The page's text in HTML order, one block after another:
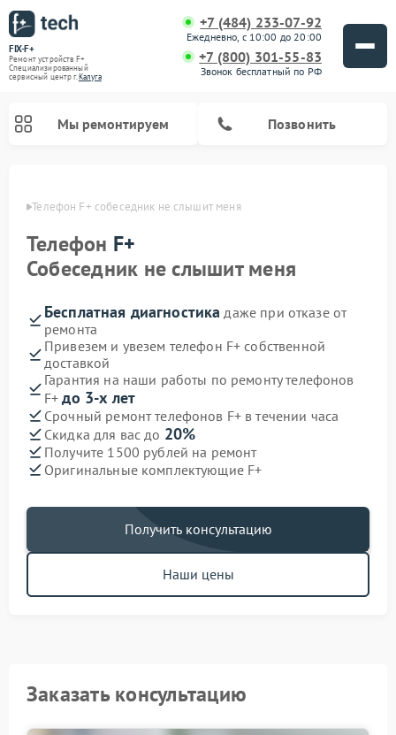
FIX-F+
Ремонт устройств F+
Специализированный
cервисный центр г.Калуга
+7 (484) 233-07-92
Ежедневно, с 10:00 до 20:00
+7 (800) 301-55-83
Звонок бесплатный по РФ
Мы ремонтируем Позвонить
Телефон F+ собеседник не слышит меня
Телефон F+
Собеседник не слышит меня
Бесплатная диагностика даже при отказе от
ремонта
Привезем и увезем телефон F+ собственной
доставкой
Гарантия на наши работы по ремонту телефонов
F+до 3-х лет
Срочный ремонт телефонов F+ в течении часа
Скидка для вас до 20%
Получите 1500 рублей на ремонт
Оригинальные комплектующие F+
Получить консультацию
Наши цены
Заказать консультацию